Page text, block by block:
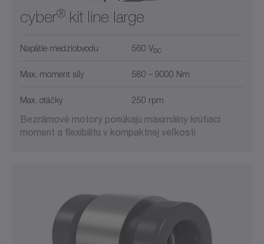
cyber® kit line large
Napätie medziobvodu 560 VDC
Max. moment sily 580 – 9000 Nm
Max. otáčky 250 rpm
Bezrámové motory ponúkajú maximálny krútiaci
moment a flexibilitu v kompaktnej veľkosti